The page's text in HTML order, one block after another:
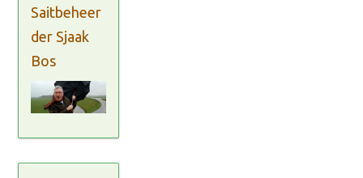
Saitbeheer
der Sjaak
Bos